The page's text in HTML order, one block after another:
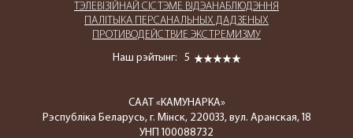
СААТ «КАМУНАРКА»
Рэспубліка Беларусь, г. Мінск, 220033, вул. Аранская, 18
УНП 100088732
ТЭЛЕВІЗІЙНАЙ СІСТЭМЕ ВІДЭАНАБЛЮДЭННЯ
ПАЛIТЫКА ПЕРСАНАЛЬНЫХ ДАДЗЕНЫХ
ПРОТИВОДЕЙСТВИЕ ЭКСТРЕМИЗМУ
Наш рэйтынг:
5